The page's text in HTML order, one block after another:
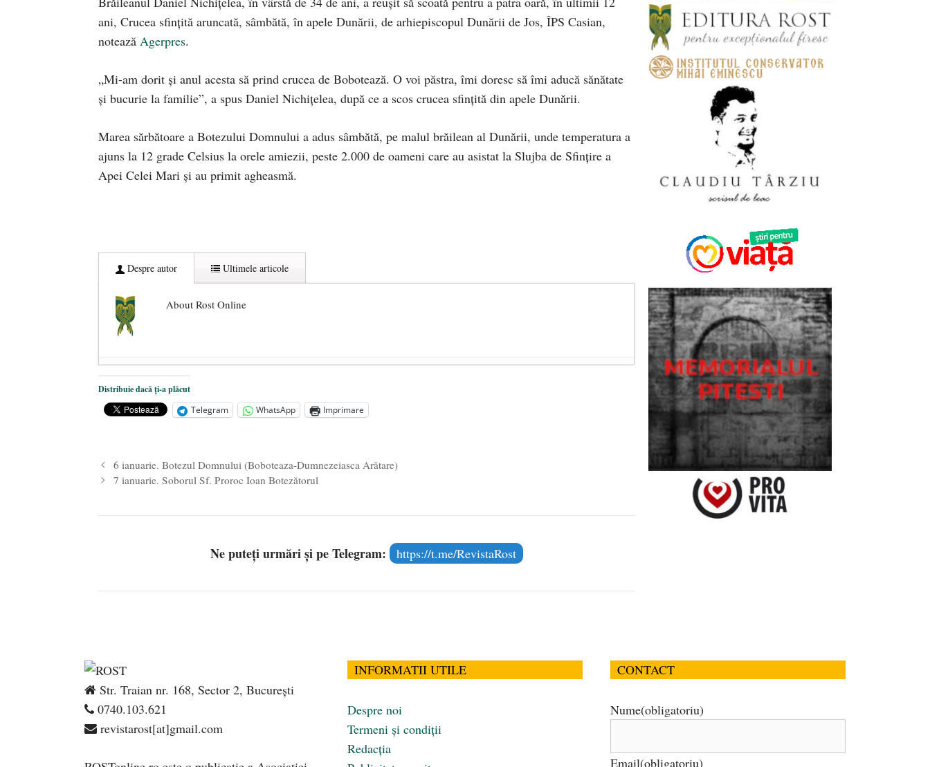
ani, Crucea sfinţită aruncată, sâmbătă, în apele Dunării, de arhiepiscopul Dunării de Jos, ÎPS Casian,
notează Agerpres.
„Mi-am dorit şi anul acesta să prind crucea de Bobotează. O voi păstra, îmi doresc să îmi aducă sănătate
şi bucurie la familie”, a spus Daniel Nichiţelea, după ce a scos crucea sfinţită din apele Dunării.
Marea sărbătoare a Botezului Domnului a adus sâmbătă, pe malul brăilean al Dunării, unde temperatura a
ajuns la 12 grade Celsius la orele amiezii, peste 2.000 de oameni care au asistat la Slujba de Sfinţire a
Apei Celei Mari şi au primit agheasmă.
Despre autor Ultimele articole
About Rost Online
Dezvăluiri cutremurătoare despre președintele Ucrainei, Volodymyr Zelensky
Statul care servește Națiunea - 21 aprilie 2026
Legea Vexler produce efecte. Bustul poetului Octavian Goga, înlăturat din Iași
Distribuie dacă ți-a plăcut
Telegram
WhatsApp Imprimare
6 ianuarie. Botezul Domnului (Boboteaza-Dumnezeiasca Arătare)
7 ianuarie. Soborul Sf. Proroc Ioan Botezătorul
Ne puteți urmări și pe Telegram: https://t.me/RevistaRost
Str. Traian nr. 168, Sector 2, București
0740.103.621
revistarost[at]gmail.com
INFORMATII UTILE
Despre noi
Termeni și condiții
Redacția
CONTACT
Nume(obligatoriu)
Email(obligatoriu)